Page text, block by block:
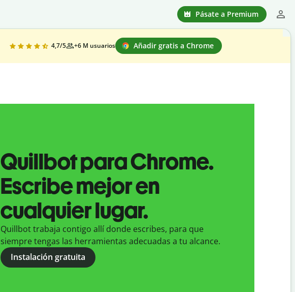
Pásate a Premium
4,7/5 +6 M usuarios Añadir gratis a Chrome
Quillbot para Chrome.
Escribe mejor en
cualquier lugar.
Quillbot trabaja contigo allí donde escribes, para que
siempre tengas las herramientas adecuadas a tu alcance.
Instalación gratuita